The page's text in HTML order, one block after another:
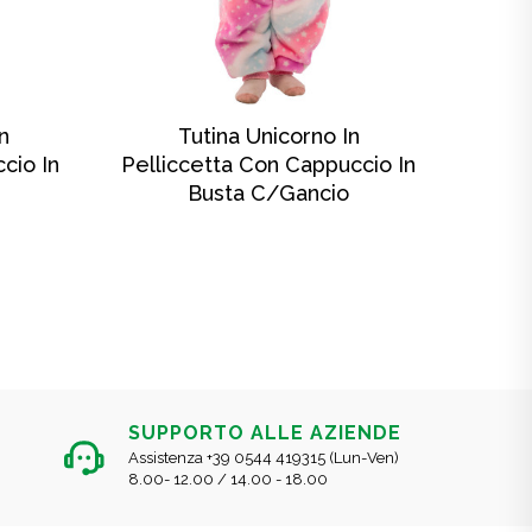
In
Tutina Unicorno In
Pelliccetta Con Cappuccio In
Busta C/gancio
SUPPORTO ALLE AZIENDE
Assistenza +39 0544 419315 (Lun-Ven)
8.00- 12.00 / 14.00 - 18.00